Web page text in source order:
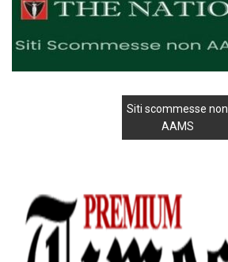
Siti scommesse non
AAMS